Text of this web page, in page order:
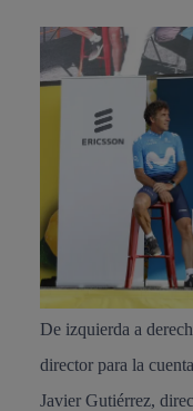
De izquierda a
director para la
Javier Gutiérrez,